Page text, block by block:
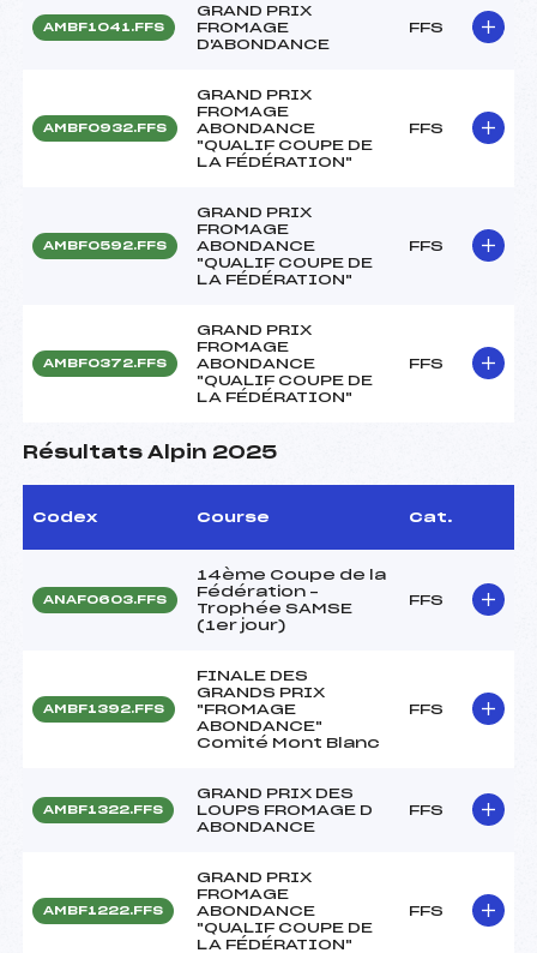
AMBF1041.FFS
GRAND PRIX
FROMAGE
D'ABONDANCE
FFS
AMBF0932.FFS
GRAND PRIX
FROMAGE
ABONDANCE
"QUALIF COUPE DE
LA FÉDÉRATION"
FFS
AMBF0592.FFS
GRAND PRIX
FROMAGE
ABONDANCE
"QUALIF COUPE DE
LA FÉDÉRATION"
FFS
AMBF0372.FFS
GRAND PRIX
FROMAGE
ABONDANCE
"QUALIF COUPE DE
LA FÉDÉRATION"
FFS
Résultats Alpin 2025
Codex Course Cat.
ANAF0603.FFS
14ème Coupe de la
Fédération –
Trophée SAMSE
(1er jour)
FFS
AMBF1392.FFS
FINALE DES
GRANDS PRIX
"FROMAGE
ABONDANCE"
Comité Mont Blanc
FFS
AMBF1322.FFS
GRAND PRIX DES
LOUPS FROMAGE D
ABONDANCE
FFS
AMBF1222.FFS
GRAND PRIX
FROMAGE
ABONDANCE
"QUALIF COUPE DE
LA FÉDÉRATION"
FFS